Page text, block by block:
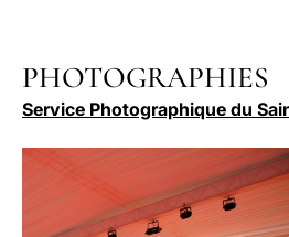
PHOTOGRAPHIES
Service Photographique du